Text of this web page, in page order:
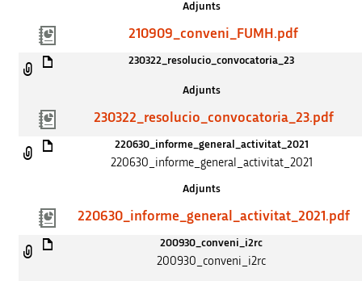
Adjunts
210909_conveni_FUMH.pdf
230322_resolucio_convocatoria_23
Adjunts
230322_resolucio_convocatoria_23.pdf
220630_informe_general_activitat_2021
220630_informe_general_activitat_2021
Adjunts
220630_informe_general_activitat_2021.pdf
200930_conveni_i2rc
200930_conveni_i2rc